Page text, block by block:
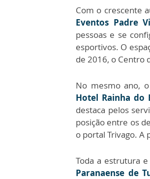
Com o crescente
Eventos Padre
pessoas e se
esportivos. O
de 2016, o Centro
No mesmo ano,
Hotel Rainha do
destaca pelos
posição entre os
o portal Trivago. A
Toda a estrutura
Paranaense de